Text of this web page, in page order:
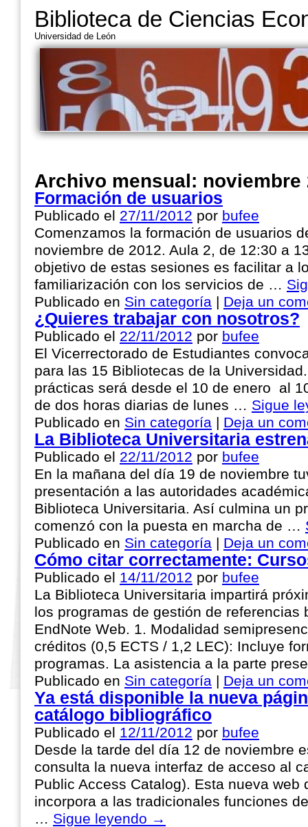
Biblioteca de Ciencias
Universidad de León
Archivo mensual: noviembre
Formación de usuarios
Publicado el 27/11/2012 por bufee
Comenzamos la formación de usuarios
noviembre de 2012. Aula 2, de 12:30 a
objetivo de estas sesiones es facilitar a
familiarización con los servicios de …
Publicado en Sin categoría | Deja un
¿Quieres trabajar con nosotros?
Publicado el 22/11/2012 por bufee
El Vicerrectorado de Estudiantes
para las 15 Bibliotecas de la
prácticas será desde el 10 de enero al
de dos horas diarias de lunes … Sigue
Publicado en Sin categoría | Deja un
La Biblioteca Universitaria
Publicado el 22/11/2012 por bufee
En la mañana del día 19 de noviembre
presentación a las autoridades
Biblioteca Universitaria. Así culmina un
comenzó con la puesta en marcha de …
Publicado en Sin categoría | Deja un
Cómo citar correctamente:
Publicado el 14/11/2012 por bufee
La Biblioteca Universitaria impartirá
los programas de gestión de referencias
EndNote Web. 1. Modalidad
créditos (0,5 ECTS / 1,2 LEC): Incluye
programas. La asistencia a la parte
Publicado en Sin categoría | Deja un
Ya está disponible la nueva
catálogo bibliográfico
Publicado el 12/11/2012 por bufee
Desde la tarde del día 12 de noviembre
consulta la nueva interfaz de acceso al
Public Access Catalog). Esta nueva web
incorpora a las tradicionales funciones
… Sigue leyendo →